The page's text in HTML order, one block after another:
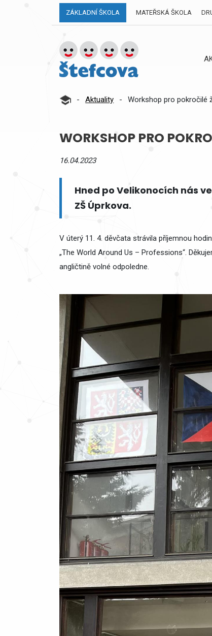
ZÁKLADNÍ ŠKOLA MATEŘSKÁ ŠKOLA
- Aktuality - Workshop pro pokročilé
WORKSHOP PRO
16.04.2023
Hned po Velikonocích nás
ZŠ Úprkova.
V úterý 11. 4. děvčata strávila příjemnou
„The World Around Us – Professions“.
angličtině volné odpoledne.